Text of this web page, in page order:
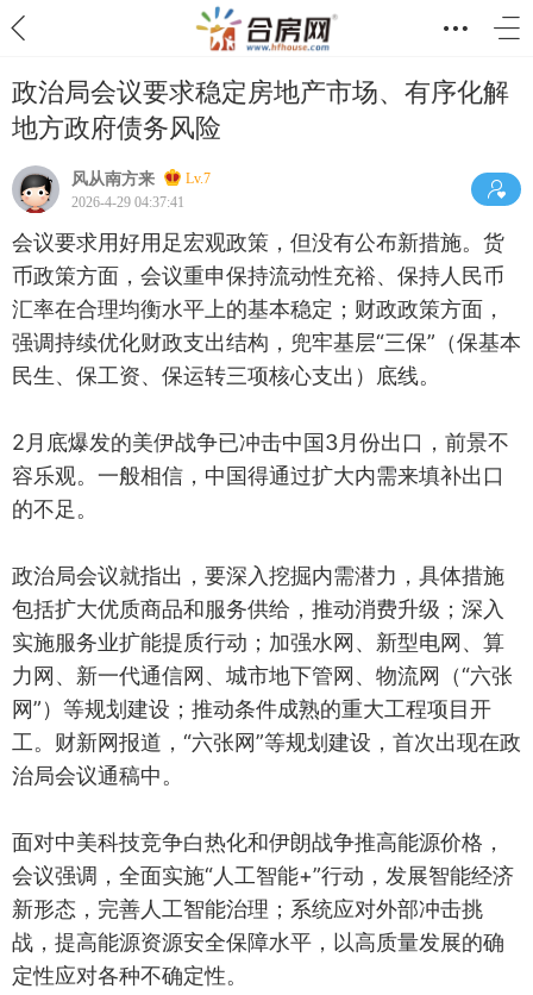
政治局会议要求稳定房地产市场、有序化解
地方政府债务风险
风从南方来
Lv.7
2026-4-29 04:37:41
会议要求用好用足宏观政策，但没有公布新措施。货
币政策方面，会议重申保持流动性充裕、保持人民币
汇率在合理均衡水平上的基本稳定；财政政策方面，
强调持续优化财政支出结构，兜牢基层“三保”（保基本
民生、保工资、保运转三项核心支出）底线。
2月底爆发的美伊战争已冲击中国3月份出口，前景不
容乐观。一般相信，中国得通过扩大内需来填补出口
的不足。
政治局会议就指出，要深入挖掘内需潜力，具体措施
包括扩大优质商品和服务供给，推动消费升级；深入
实施服务业扩能提质行动；加强水网、新型电网、算
力网、新一代通信网、城市地下管网、物流网（“六张
网”）等规划建设；推动条件成熟的重大工程项目开
工。财新网报道，“六张网”等规划建设，首次出现在政
治局会议通稿中。
面对中美科技竞争白热化和伊朗战争推高能源价格，
会议强调，全面实施“人工智能+”行动，发展智能经济
新形态，完善人工智能治理；系统应对外部冲击挑
战，提高能源资源安全保障水平，以高质量发展的确
定性应对各种不确定性。